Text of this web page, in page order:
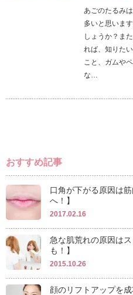
あごのたるみ
多いと思いま
しょうか？ま
れば、知りた
こと、ガムや
な…
おすすめ記事
口角が下がる原因は
へ！】
2017.02.16
急な肌荒れの原因は
も！】
2015.10.26
顔のリフトアップを